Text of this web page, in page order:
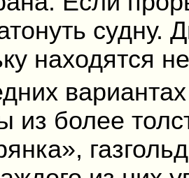
находятся
из более